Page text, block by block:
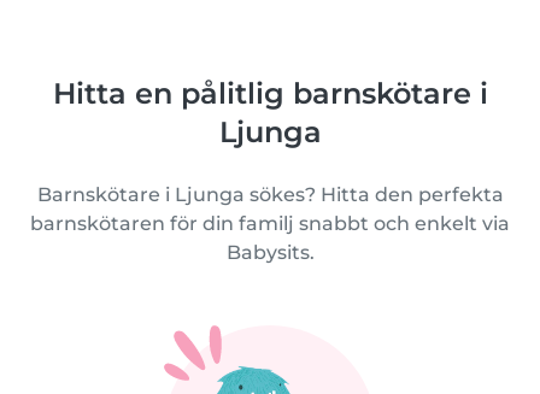
Hitta en pålitlig barnskötare i
Ljunga
Barnskötare i Ljunga sökes? Hitta den perfekta
barnskötaren för din familj snabbt och enkelt via
Babysits.